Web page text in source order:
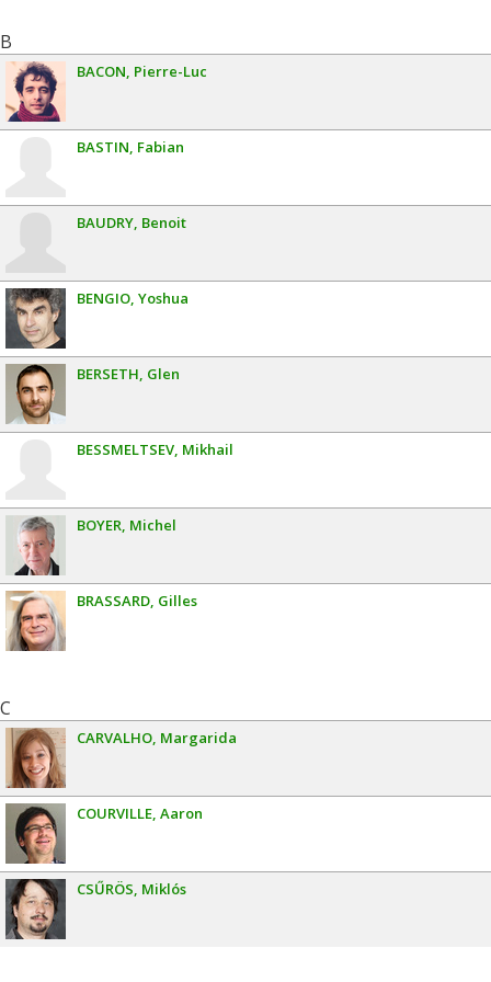
B
BACON Pierre-Luc
BASTIN Fabian
BAUDRY Benoit
BENGIO Yoshua
BERSETH Glen
BESSMELTSEV Mikhail
BOYER Michel
BRASSARD Gilles
C
CARVALHO Margarida
COURVILLE Aaron
CSŰRÖS Miklós